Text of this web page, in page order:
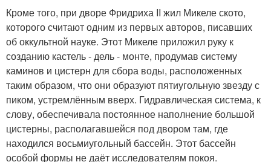
Кроме того, при дворе Фридриха II жил Микеле ското,
которого считают одним из первых авторов, писавших
об оккультной науке. Этот Микеле приложил руку к
созданию кастель - дель - монте, продумав систему
каминов и цистерн для сбора воды, расположенных
таким образом, что они образуют пятиугольную звезду с
пиком, устремлённым вверх. Гидравлическая система, к
слову, обеспечивала постоянное наполнение большой
цистерны, располагавшейся под двором там, где
находился восьмиугольный бассейн. Этот бассейн
особой формы не даёт исследователям покоя.